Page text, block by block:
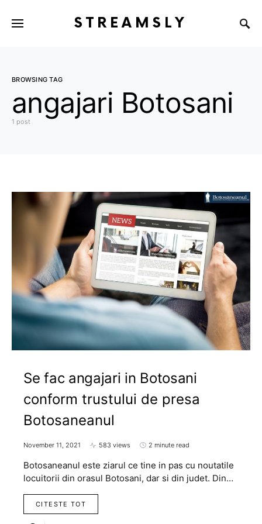
STREAMSLY
BROWSING TAG
angajari Botosani
1 post
Se fac angajari in Botosani
conform trustului de presa
Botosaneanul
November 11, 2021 583 views 2 minute read
Botosaneanul este ziarul ce tine in pas cu noutatile
locuitorii din orasul Botosani, dar si din judet. Din…
CITESTE TOT